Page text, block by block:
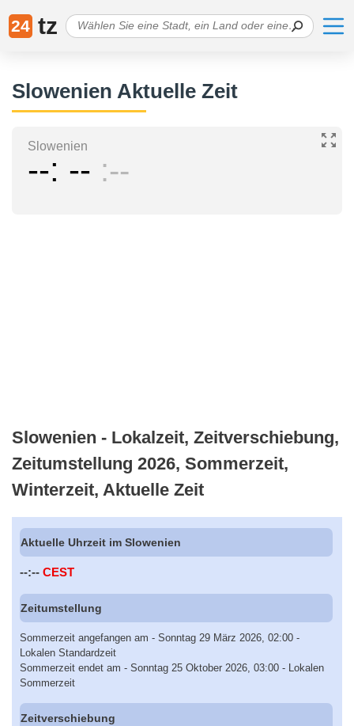
24 tz
Slowenien Aktuelle Zeit
Slowenien
-- -- --
Slowenien - Lokalzeit, Zeitverschiebung,
Zeitumstellung 2026, Sommerzeit,
Winterzeit, Aktuelle Zeit
Aktuelle Uhrzeit im Slowenien
--:-- CEST
Zeitumstellung
Sommerzeit angefangen am - Sonntag 29 März 2026, 02:00 -
Lokalen Standardzeit
Sommerzeit endet am - Sonntag 25 Oktober 2026, 03:00 - Lokalen
Sommerzeit
Zeitverschiebung